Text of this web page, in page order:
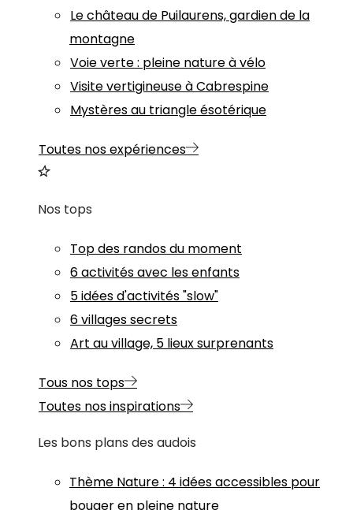
Le château de Puilaurens, gardien de la
montagne
Voie verte : pleine nature à vélo
Visite vertigineuse à Cabrespine
Mystères au triangle ésotérique
Toutes nos expériences
Nos tops
Top des randos du moment
6 activités avec les enfants
5 idées d'activités "slow"
6 villages secrets
Art au village, 5 lieux surprenants
Tous nos tops
Toutes nos inspirations
Les bons plans des audois
Thème Nature: 4 idées accessibles pour
bouger en pleine nature